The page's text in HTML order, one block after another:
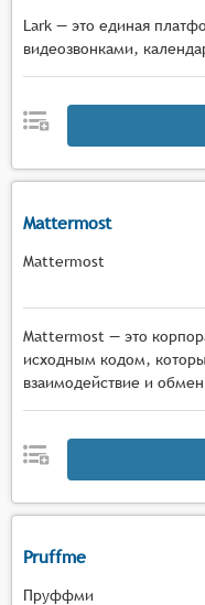
Lark — это единая
видеозвонками,
Mattermost
Mattermost
Mattermost — это
исходным кодом,
взаимодействие и
Pruffme
Пруффми